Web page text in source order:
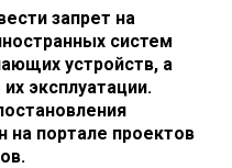
запрет на
систем
устройств, а
эксплуатации.
на портале проектов